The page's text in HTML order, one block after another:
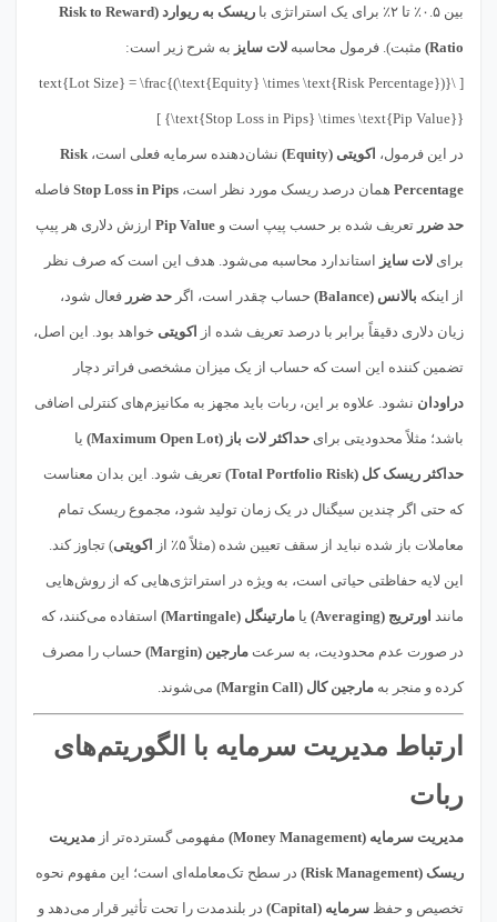
بین ۰.۵٪ تا ۲٪ برای یک استراتژی با ریسک به ریوارد (Risk to Reward
Ratio) مثبت). فرمول محاسبه لات سایز به شرح زیر است:
[ \text{Lot Size} = \frac{(\text{Equity} \times \text{Risk Percentage})}
{\text{Stop Loss in Pips} \times \text{Pip Value}} ]
در این فرمول، اکویتی (Equity) نشان‌دهنده سرمایه فعلی است، Risk
Percentage همان درصد ریسک مورد نظر است، Stop Loss in Pips فاصله
حد ضرر تعریف شده بر حسب پیپ است و Pip Value ارزش دلاری هر پیپ
برای لات سایز استاندارد محاسبه می‌شود. هدف این است که صرف نظر
از اینکه بالانس (Balance) حساب چقدر است، اگر حد ضرر فعال شود،
زیان دلاری دقیقاً برابر با درصد تعریف شده از اکویتی خواهد بود. این اصل،
تضمین کننده این است که حساب از یک میزان مشخصی فراتر دچار
دراودان نشود. علاوه بر این، ربات باید مجهز به مکانیزم‌های کنترلی اضافی
باشد؛ مثلاً محدودیتی برای حداکثر لات باز (Maximum Open Lot) یا
حداکثر ریسک کل (Total Portfolio Risk) تعریف شود. این بدان معناست
که حتی اگر چندین سیگنال در یک زمان تولید شود، مجموع ریسک تمام
معاملات باز شده نباید از سقف تعیین شده (مثلاً ۵٪ از اکویتی) تجاوز کند.
این لایه حفاظتی حیاتی است، به ویژه در استراتژی‌هایی که از روش‌هایی
مانند اورتریج (Averaging) یا مارتینگل (Martingale) استفاده می‌کنند، که
در صورت عدم محدودیت، به سرعت مارجین (Margin) حساب را مصرف
کرده و منجر به مارجین کال (Margin Call) می‌شوند.
ارتباط مدیریت سرمایه با الگوریتم‌های
ربات
مدیریت سرمایه (Money Management) مفهومی گسترده‌تر از مدیریت
ریسک (Risk Management) در سطح تک‌معامله‌ای است؛ این مفهوم نحوه
تخصیص و حفظ سرمایه (Capital) در بلندمدت را تحت تأثیر قرار می‌دهد و